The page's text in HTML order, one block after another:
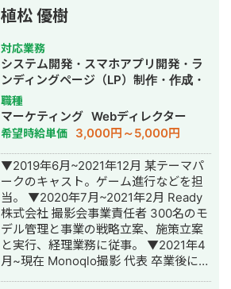
粗利数値の改善も支援 ・フランチャイ
～12,000 広告運用だけではなく営業支
援も行い、広告から面談への改善も支
援
ォーム上での暗号通貨の取引の追跡シ
ステムの開発PoC（JPYC様、PMおよ
びプログラマ） ・Bitcoinの自動売買シ
ステムの開発(DMM Bitcoin様、PMお
よびプログラマ） ・auPayアプリの
GPS位置座標よりおすすめクーポンを
検索するシステムの開発（ベンダー側
PMO） ・医薬品卸業者と薬局で利用す
る医薬品の在庫管理と発注および追跡
システムの開発（ベンダー側PM） ・
セキュリティ基盤のリプレイス開発
PoC(SoftBank様、ベンダー側PM) な
どがあげられます。現在までの開発経
験としてはウォーターフォール型の新
規立ち上げに携わってきたことが多く
あり、分野としては数億行単位のビッ
クデータ処理や分析があげられます。
使用期間が一番長い言語はPythonで次
様のスケールハックにて圧倒的成果を
創出。 弊社は、 ・大手代理店や事業側
のマーケ責任者出身の少数精鋭集団 ・
戦略伴走型の業界トップクラスの広告
運用力 ・事業主様と成長する報酬形態
モデル の伴走型の広告代理店となりま
す。 事業主様と成長することをモット
ーとする広告代理店です。 徹底的に売
上拡大に拘るスタンスで、マーケティ
ングを成功に導きます。 アカウントサ
ーベイやご相談から無料で承わらせて
いただいておりますので、マーケティ
ング周りでお困りの方はお気軽にお申
し付けください。
植松 優樹
対応業務
システム開発・スマホアプリ開発・ラ
ンディングページ（LP）制作・作成・
ECサイト構築・ネットショップ作成代
行・SNS運用代行・ホームページ制
作・作成・動画制作・動画編集
職種
マーケティング Webディレクター
希望時給単価 3,000円～5,000円
▼2019年6月~2021年12月 某テーマパ
ークのキャスト。ゲーム進行などを担
当。 ▼2020年7月~2021年2月 Ready
株式会社 撮影会事業責任者 300名のモ
デル管理と事業の戦略立案、施策立案
と実行、経理業務に従事。 ▼2021年4
月~現在 Monoqlo撮影 代表 卒業後に2